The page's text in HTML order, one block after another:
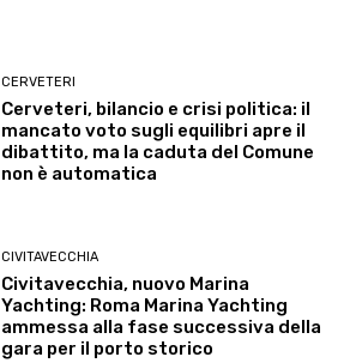
CERVETERI
Cerveteri, bilancio e crisi politica: il
mancato voto sugli equilibri apre il
dibattito, ma la caduta del Comune
non è automatica
CIVITAVECCHIA
Civitavecchia, nuovo Marina
Yachting: Roma Marina Yachting
ammessa alla fase successiva della
gara per il porto storico